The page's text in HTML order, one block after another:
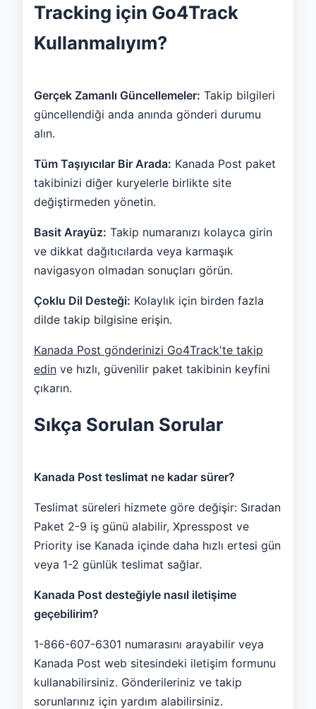
Tracking için Go4Track
Kullanmalıyım?
Gerçek Zamanlı Güncellemeler: Takip bilgileri
güncellendiği anda anında gönderi durumu
alın.
Tüm Taşıyıcılar Bir Arada: Kanada Post paket
takibinizi diğer kuryelerle birlikte site
değiştirmeden yönetin.
Basit Arayüz: Takip numaranızı kolayca girin
ve dikkat dağıtıcılarda veya karmaşık
navigasyon olmadan sonuçları görün.
Çoklu Dil Desteği: Kolaylık için birden fazla
dilde takip bilgisine erişin.
Kanada Post gönderinizi Go4Track'te takip
edin ve hızlı, güvenilir paket takibinin keyfini
çıkarın.
Sıkça Sorulan Sorular
Kanada Post teslimat ne kadar sürer?
Teslimat süreleri hizmete göre değişir: Sıradan
Paket 2-9 iş günü alabilir, Xpresspost ve
Priority ise Kanada içinde daha hızlı ertesi gün
veya 1-2 günlük teslimat sağlar.
Kanada Post desteğiyle nasıl iletişime
geçebilirim?
1-866-607-6301 numarasını arayabilir veya
Kanada Post web sitesindeki iletişim formunu
kullanabilirsiniz. Gönderileriniz ve takip
sorunlarınız için yardım alabilirsiniz.